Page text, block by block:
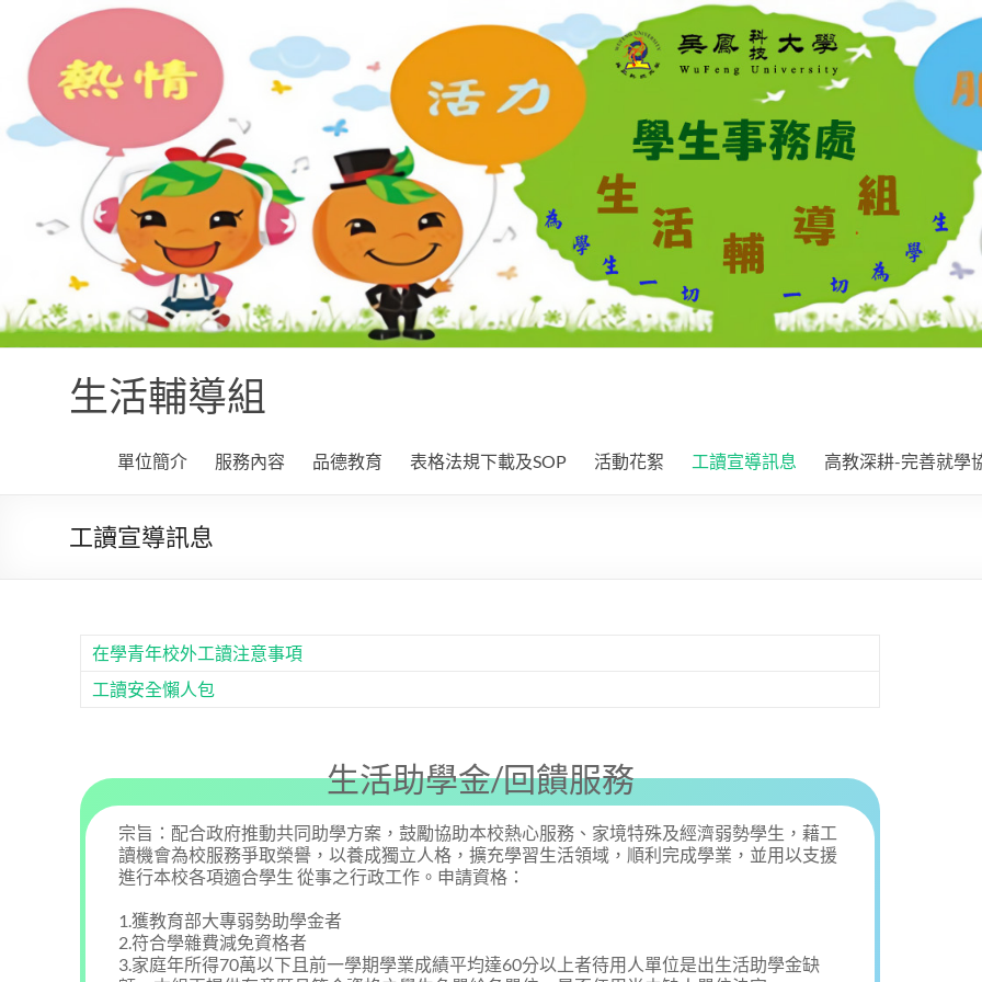
生活輔導組
單位簡介 服務內容 品德教育 表格法規下載及SOP 活動花絮 工讀宣導訊息 高教深耕-完善就學
工讀宣導訊息
在學青年校外工讀注意事項
工讀安全懶人包
生活助學金/回饋服務
宗旨：配合政府推動共同助學方案，鼓勵協助本校熱心服務、家境特殊及經濟弱勢學生，藉工
讀機會為校服務爭取榮譽，以養成獨立人格，擴充學習生活領域，順利完成學業，並用以支援
進行本校各項適合學生 從事之行政工作。申請資格：
1.獲教育部大專弱勢助學金者
2.符合學雜費減免資格者
3.家庭年所得70萬以下且前一學期學業成績平均達60分以上者待用人單位是出生活助學金缺